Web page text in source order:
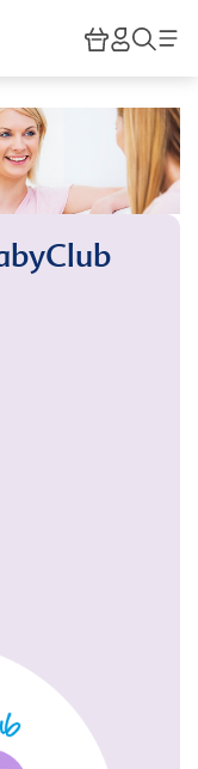
HiPP